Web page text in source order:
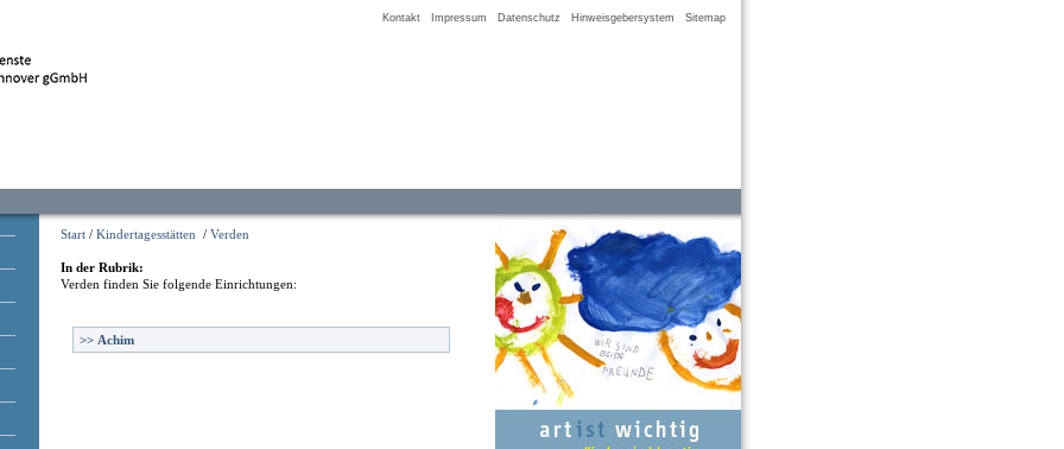
Kontakt Impressum Datenschutz Hinweisgebersystem Sitemap
Start / Kindertagesstätten / Verden
In der Rubrik:
Verden finden Sie folgende Einrichtungen:
>> Achim